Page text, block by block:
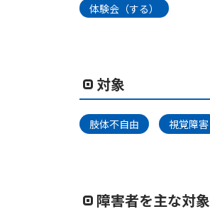
体験会（する）
対象
肢体不自由 視覚障害
障害者を主な対象